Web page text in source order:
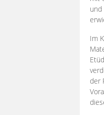
und
Im
der